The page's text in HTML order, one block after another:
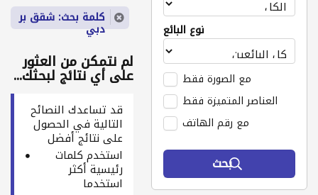
نوع البائع
مع الصورة فقط
العناصر المتميزة فقط
مع رقم الهاتف
بحث
كلمة بحث: شقق بر
دبي
لم نتمكن من العثور
على أي نتائج لبحثك...
قد تساعدك النصائح
التالية في الحصول
على نتائج أفضل
استخدم كلمات
رئيسية أكثر
استخدما